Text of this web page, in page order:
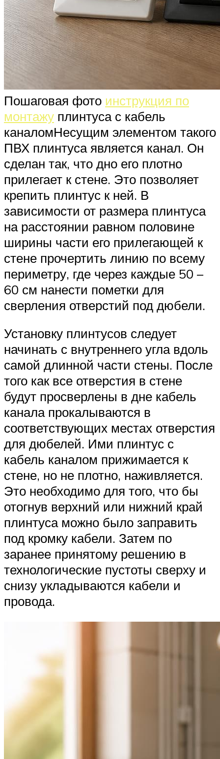
Пошаговая фото инструкция по
монтажу плинтуса с кабель
каналомНесущим элементом такого
ПВХ плинтуса является канал. Он
сделан так, что дно его плотно
прилегает к стене. Это позволяет
крепить плинтус к ней. В
зависимости от размера плинтуса
на расстоянии равном половине
ширины части его прилегающей к
стене прочертить линию по всему
периметру, где через каждые 50 –
60 см нанести пометки для
сверления отверстий под дюбели.
Установку плинтусов следует
начинать с внутреннего угла вдоль
самой длинной части стены. После
того как все отверстия в стене
будут просверлены в дне кабель
канала прокалываются в
соответствующих местах отверстия
для дюбелей. Ими плинтус с
кабель каналом прижимается к
стене, но не плотно, наживляется.
Это необходимо для того, что бы
отогнув верхний или нижний край
плинтуса можно было заправить
под кромку кабели. Затем по
заранее принятому решению в
технологические пустоты сверху и
снизу укладываются кабели и
провода.